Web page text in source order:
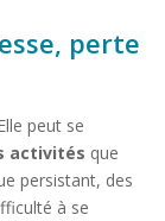
perte
peut se
activités que
persistant, des
à se